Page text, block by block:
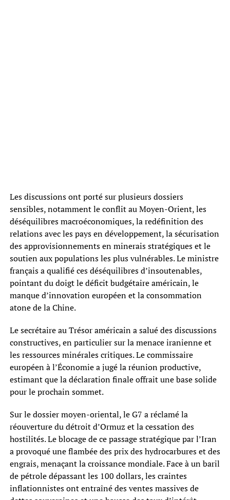
Les discussions ont porté sur plusieurs dossiers
sensibles, notamment le conflit au Moyen-Orient, les
déséquilibres macroéconomiques, la redéfinition des
relations avec les pays en développement, la sécurisation
des approvisionnements en minerais stratégiques et le
soutien aux populations les plus vulnérables. Le ministre
français a qualifié ces déséquilibres d’insoutenables,
pointant du doigt le déficit budgétaire américain, le
manque d’innovation européen et la consommation
atone de la Chine.
Le secrétaire au Trésor américain a salué des discussions
constructives, en particulier sur la menace iranienne et
les ressources minérales critiques. Le commissaire
européen à l’Économie a jugé la réunion productive,
estimant que la déclaration finale offrait une base solide
pour le prochain sommet.
Sur le dossier moyen-oriental, le G7 a réclamé la
réouverture du détroit d’Ormuz et la cessation des
hostilités. Le blocage de ce passage stratégique par l’Iran
a provoqué une flambée des prix des hydrocarbures et des
engrais, menaçant la croissance mondiale. Face à un baril
de pétrole dépassant les 100 dollars, les craintes
inflationnistes ont entraîné des ventes massives de